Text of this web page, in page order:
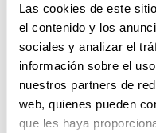
Las cookies de este
el contenido y los
sociales y analizar el
información sobre el
nuestros partners de
web, quienes pueden
que les haya
TESSUTI
TULLE
MIKADO
CRÊPE